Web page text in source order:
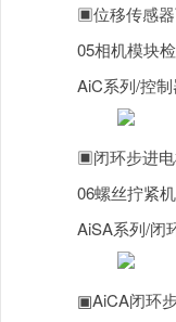
▣位移传感器
05相机模块检
AiC系列/控制
▣闭环步进电机
06螺丝拧紧机
AiSA系列/闭
▣AiCA闭环步